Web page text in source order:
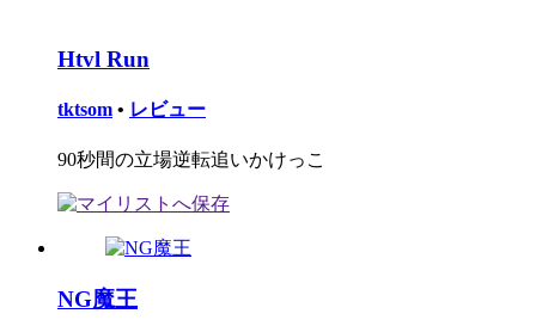
Htvl Run
tktsom • レビュー
90秒間の立場逆転追いかけっこ
NG魔王